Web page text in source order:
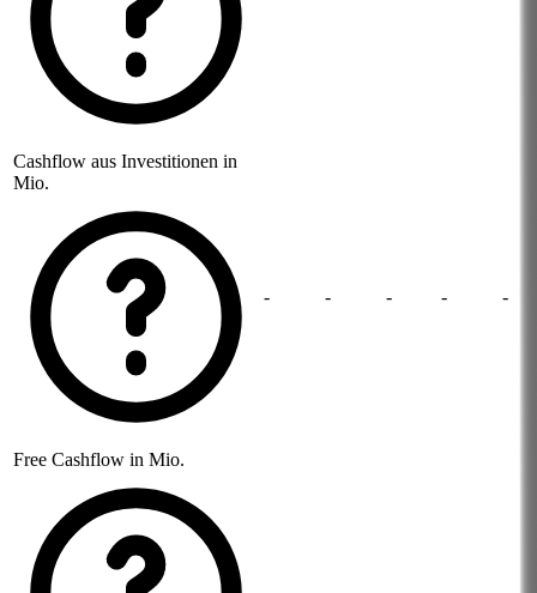
Cashflow aus Investitionen in
Mio.
- - - - -
Free Cashflow in Mio.